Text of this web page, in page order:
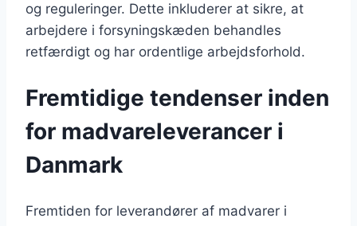
og reguleringer. Dette inkluderer at sikre, at
arbejdere i forsyningskæden behandles
retfærdigt og har ordentlige arbejdsforhold.
Fremtidige tendenser inden
for madvareleverancer i
Danmark
Fremtiden for leverandører af madvarer i